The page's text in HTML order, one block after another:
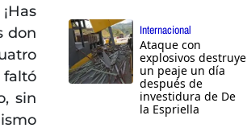
don
sin
Internacional
Ataque con
explosivos destruye
un peaje un día
después de
investidura de De
la Espriella